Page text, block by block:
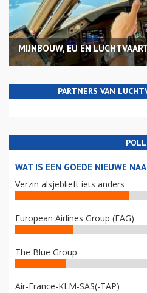
MIJNBOUW, EU EN
PARTNERS VAN
POLL
WAT IS EEN GOEDE NIEUWE
Verzin alsjeblieft iets anders
European Airlines Group (EAG)
The Blue Group
Air-France-KLM-SAS(-TAP)